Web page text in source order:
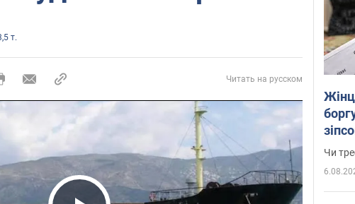
т.
Читать на русском
Чи